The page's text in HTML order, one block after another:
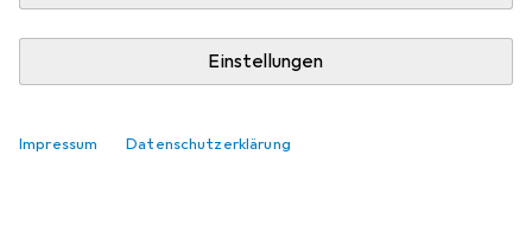
Einstellungen
Impressum Datenschutzerklärung